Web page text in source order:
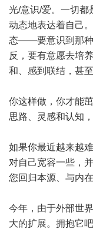
光/意识/爱。一切都
动态地表达着自己
态——要意识到那种
反，要有意愿去培
和、感到联结，甚
你这样做，你才能
思路、灵感和认知
如果你最近越来越
对自己宽容一些，
您回归本源、与内
今年，由于外部世
大的扩展。拥抱它